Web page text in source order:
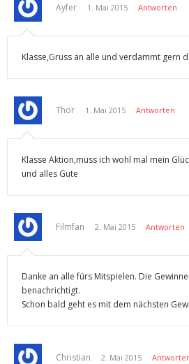
Ayfer 1. Mai 2015 Antworten
Klasse,Gruss an alle und verdammt gern
Thor 1. Mai 2015 Antworten
Klasse Aktion,muss ich wohl mal mein
und alles Gute
Filmfan 2. Mai 2015 Antworten
Danke an alle fürs Mitspielen. Die
benachrichtigt.
Schon bald geht es mit dem nächsten
Christian 2. Mai 2015